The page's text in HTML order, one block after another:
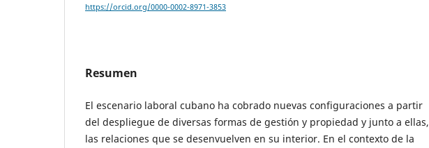
https://orcid.org/0000-0002-8971-3853
Resumen
El escenario laboral cubano ha cobrado nuevas configuraciones a partir
del despliegue de diversas formas de gestión y propiedad y junto a ellas,
las relaciones que se desenvuelven en su interior. En el contexto de la